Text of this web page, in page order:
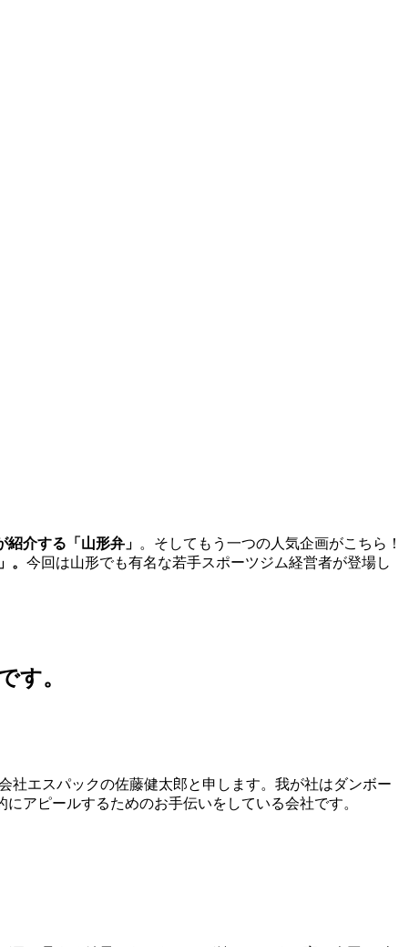
紹介する「山形弁」 。そしてもう一つの人気企画がこちら！
。 今回は山形でも有名な若手スポーツジム経営者が登場し
す。
エスパックの佐藤健太郎と申します。我が社はダンボー
アピールするためのお手伝いをしている会社です。